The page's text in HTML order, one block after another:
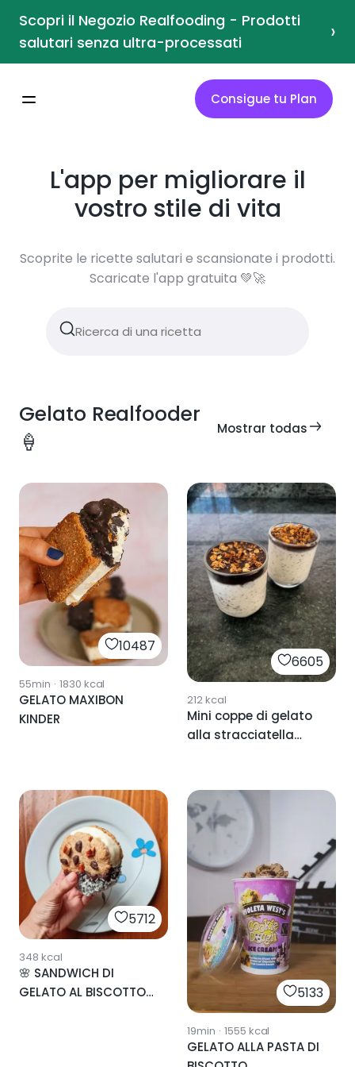
Scopri il Negozio Realfooding - Prodotti
salutari senza ultra-processati
›
Consigue tu Plan
L'app per migliorare il
vostro stile di vita
Scoprite le ricette salutari e scansionate i prodotti.
Scaricate l'app gratuita 💚🚀
Gelato Realfooder
🍦
Mostrar todas
10487
55min · 1830 kcal
GELATO MAXIBON
KINDER
6605
212kcal
Mini coppe di gelato
alla stracciatella
5712
348 kcal
🌸 SANDWICH DI
GELATO AL BISCOTTO
5133
19min · 1555 kcal
GELATO ALLA PASTA DI